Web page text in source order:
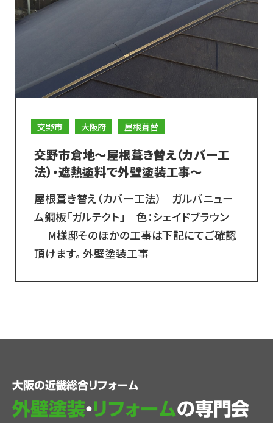
交野市 大阪府 屋根葺替
交野市倉地～屋根葺き替え（カバー工
法）・遮熱塗料で外壁塗装工事～
屋根葺き替え（カバー工法） ガルバニュー
ム鋼板「ガルテクト」 色：シェイドブラウン
M様邸そのほかの工事は下記にてご確認
頂けます。 外壁塗装工事
大阪の近畿総合リフォーム
外壁塗装・リフォームの専門会